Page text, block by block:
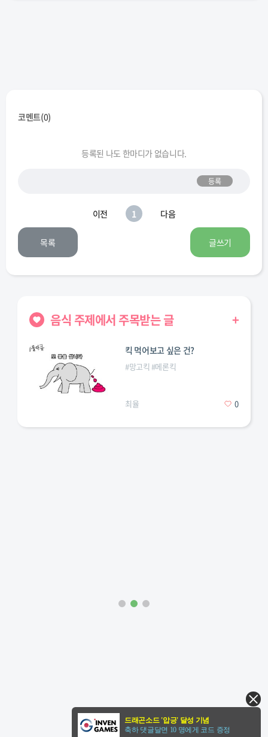
족발
홍어 곱창볶음
코멘트(0)
등록된 나도 한마디가 없습니다.
등록
이전 1 다음
목록 글쓰기
음식 주제에서 주목받는 글 +
킥 먹어보고 싶은 건?
#망고킥 #메론킥
최율 0
드래곤소드 '압긍' 달성 기념
축하 댓글달면 10 명에게 코드 증정